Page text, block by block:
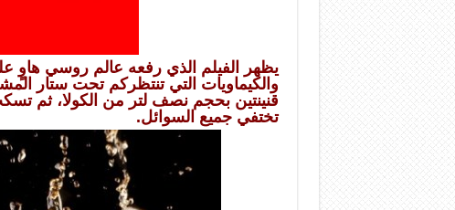
يظهر الفيلم الذي رفعه عالم روسي هاوٍ
والكيماويات التي تنتظركم تحت ستار
قنينتين بحجم نصف لتر من الكولا، ثم
تختفي جميع السوائل.